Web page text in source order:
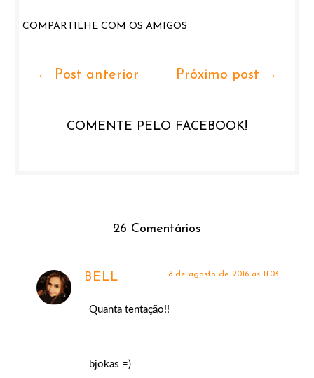
COMPARTILHE COM OS AMIGOS
Próximo post →
← Post anterior
COMENTE PELO FACEBOOK!
26 Comentários
BELL 8 de agosto de 2016 às 11:03
Quanta tentação!!
bjokas =)